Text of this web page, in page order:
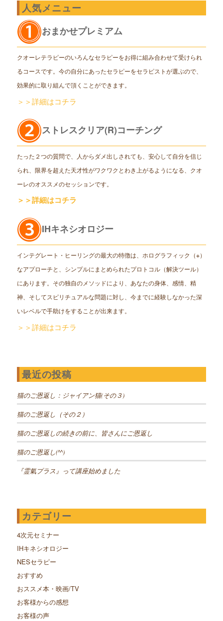
人気メニュー
おまかせプレミアム
クオーレテラピーのいろんなセラピーをお得に組み合わせて受けられ
るコースです。今の自分にあったセラピーをセラピストが選ぶので、
効果的に取り組んで頂くことができます。
＞＞詳細はコチラ
ストレスクリア(R)コーチング
たった２つの質問で、人からダメ出しされても、安心して自分を信じ
られ、限界を超えた天才性がワクワクとわき上がるようになる、クオ
ーレのオススメのセッションです。
＞＞詳細はコチラ
IHキネシオロジー
インテグレート・ヒーリングの最大の特徴は、ホログラフィック（※）
なアプローチと、シンプルにまとめられたプロトコル（解決ツール）
にあります。その独自のメソッドにより、あなたの身体、感情、精
神、そしてスピリチュアルな問題に対し、今までに経験しなかった深
いレベルで手助けをすることが出来ます。
＞＞詳細はコチラ
最近の投稿
猫のご恩返し：ジャイアン猫(その３)
猫のご恩返し（その２）
猫のご恩返しの続きの前に、皆さんにご恩返し
猫のご恩返し(^^)
『霊氣プラス』って講座始めました
カテゴリー
4次元セミナー
IHキネシオロジー
NESセラピー
おすすめ
おススメ本・映画/TV
お客様からの感想
お客様の声